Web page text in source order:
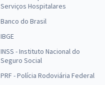
Serviços Hospitalares
Banco do Brasil
IBGE
INSS - Instituto Nacional do
Seguro Social
PRF - Polícia Rodoviária Federal